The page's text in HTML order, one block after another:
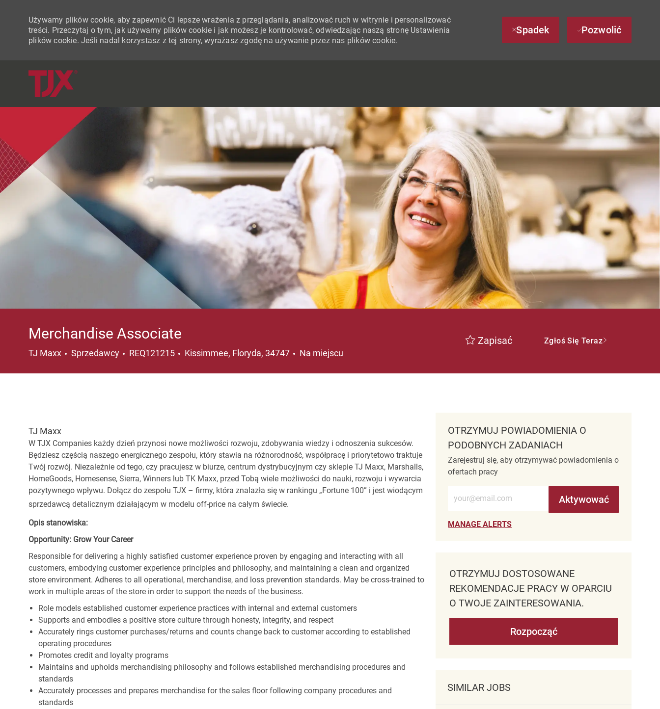
Używamy plików cookie, aby zapewnić Ci lepsze wrażenia z przeglądania, analizować ruch w witrynie i personalizować
treści. Przeczytaj o tym, jak używamy plików cookie i jak możesz je kontrolować, odwiedzając naszą stronę Ustawienia
plików cookie. Jeśli nadal korzystasz z tej strony, wyrażasz zgodę na używanie przez nas plików cookie.
Spadek Pozwolić
Merchandise Associate
TJ Maxx Kategoria
Sprzedawcy REQ121215 Lokalizacja
Kissimmee, Floryda, 34747 Na miejscu
Zapisać Zgłoś Się Teraz
TJ Maxx
W TJX Companies każdy dzień przynosi nowe możliwości rozwoju, zdobywania wiedzy i odnoszenia sukcesów.
Będziesz częścią naszego energicznego zespołu, który stawia na różnorodność, współpracę i priorytetowo traktuje
Twój rozwój. Niezależnie od tego, czy pracujesz w biurze, centrum dystrybucyjnym czy sklepie TJ Maxx, Marshalls,
HomeGoods, Homesense, Sierra, Winners lub TK Maxx, przed Tobą wiele możliwości do nauki, rozwoju i wywarcia
pozytywnego wpływu. Dołącz do zespołu TJX – firmy, która znalazła się w rankingu „Fortune 100” i jest wiodącym
sprzedawcą detalicznym działającym w modelu off-price na całym świecie.
Opis stanowiska:
Opportunity: Grow Your Career
Responsible for delivering a highly satisfied customer experience proven by engaging and interacting with all
customers, embodying customer experience principles and philosophy, and maintaining a clean and organized
store environment. Adheres to all operational, merchandise, and loss prevention standards. May be cross-trained to
work in multiple areas of the store in order to support the needs of the business.
Role models established customer experience practices with internal and external customers
Supports and embodies a positive store culture through honesty, integrity, and respect
Accurately rings customer purchases/returns and counts change back to customer according to established
operating procedures
Promotes credit and loyalty programs
Maintains and upholds merchandising philosophy and follows established merchandising procedures and
standards
Accurately processes and prepares merchandise for the sales floor following company procedures and
standards
OTRZYMUJ POWIADOMIENIA O
PODOBNYCH ZADANIACH
Zarejestruj się, aby otrzymywać powiadomienia o
ofertach pracy
Wprowadź adres e-mail (wymagane)
Aktywować
MANAGE ALERTS
OTRZYMUJ DOSTOSOWANE
REKOMENDACJE PRACY W OPARCIU
O TWOJE ZAINTERESOWANIA.
Rozpocząć
SIMILAR JOBS